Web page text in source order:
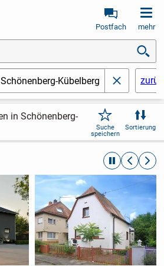
Postfach mehr
Schönenberg-Kübelberg schließen
in Schönenberg-
Suche
speichern
Sortierung
automatische